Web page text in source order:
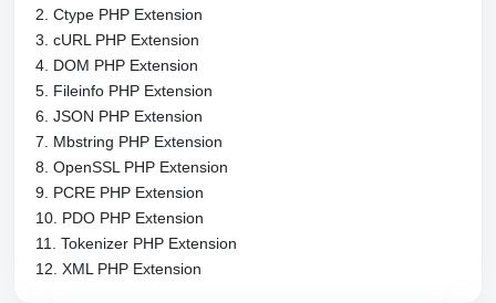
2. Ctype PHP Extension
3. cURL PHP Extension
4. DOM PHP Extension
5. Fileinfo PHP Extension
6. JSON PHP Extension
7. Mbstring PHP Extension
8. OpenSSL PHP Extension
9. PCRE PHP Extension
10. PDO PHP Extension
11. Tokenizer PHP Extension
12. XML PHP Extension